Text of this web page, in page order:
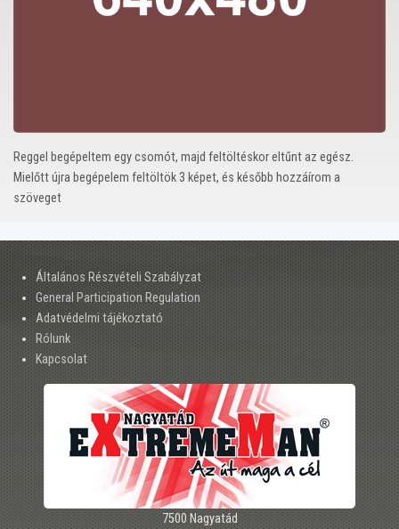
Reggel begépeltem egy csomót, majd feltöltéskor eltűnt az egész.
Mielőtt újra begépelem feltöltök 3 képet, és később hozzáírom a
szöveget
Általános Részvételi Szabályzat
General Participation Regulation
Adatvédelmi tájékoztató
Rólunk
Kapcsolat
7500 Nagyatád